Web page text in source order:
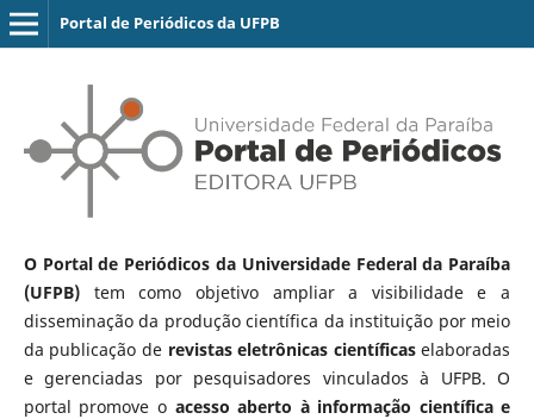
Portal de Periódicos da UFPB
O Portal de Periódicos da Universidade Federal da Paraíba
(UFPB)tem como objetivo ampliar a visibilidade e a
disseminação da produção científica da instituição por meio
da publicação de revistas eletrônicas científicaselaboradas
e gerenciadas por pesquisadores vinculados à UFPB. O
portal promove o acesso aberto à informação científica e